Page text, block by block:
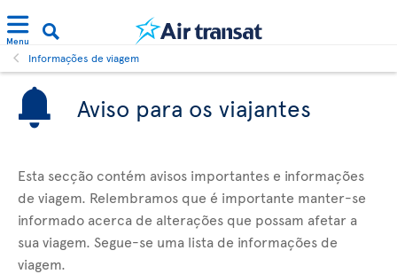
Menu
Informações de viagem
Aviso para os viajantes
Esta secção contém avisos importantes e informações
de viagem. Relembramos que é importante manter-se
informado acerca de alterações que possam afetar a
sua viagem. Segue-se uma lista de informações de
viagem.